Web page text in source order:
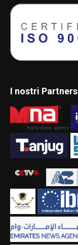
I nostri Partners